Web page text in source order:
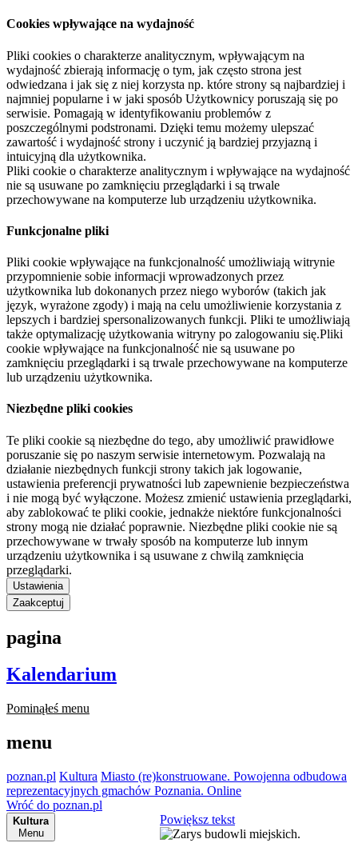
Cookies wpływające na wydajność
Pliki cookies o charakterze analitycznym, wpływającym na
wydajność zbierają informację o tym, jak często strona jest
odwiedzana i jak się z niej korzysta np. które strony są najbardziej i
najmniej popularne i w jaki sposób Użytkownicy poruszają się po
serwisie. Pomagają w identyfikowaniu problemów z
poszczególnymi podstronami. Dzięki temu możemy ulepszać
zawartość i wydajność strony i uczynić ją bardziej przyjazną i
intuicyjną dla użytkownika.
Pliki cookie o charakterze analitycznym i wpływające na wydajność
nie są usuwane po zamknięciu przeglądarki i są trwale
przechowywane na komputerze lub urządzeniu użytkownika.
Funkcjonalne pliki
Pliki cookie wpływające na funkcjonalność umożliwiają witrynie
przypomnienie sobie informacji wprowadzonych przez
użytkownika lub dokonanych przez niego wyborów (takich jak
język, wyrażone zgody) i mają na celu umożliwienie korzystania z
lepszych i bardziej spersonalizowanych funkcji. Pliki te umożliwiają
także optymalizację użytkowania witryny po zalogowaniu się.Pliki
cookie wpływające na funkcjonalność nie są usuwane po
zamknięciu przeglądarki i są trwale przechowywane na komputerze
lub urządzeniu użytkownika.
Niezbędne pliki cookies
Te pliki cookie są niezbędne do tego, aby umożliwić prawidłowe
poruszanie się po naszym serwisie internetowym. Pozwalają na
działanie niezbędnych funkcji strony takich jak logowanie,
ustawienia preferencji prywatności lub zapewnienie bezpieczeństwa
i nie mogą być wyłączone. Możesz zmienić ustawienia przeglądarki,
aby zablokować te pliki cookie, jednakże niektóre funkcjonalności
strony mogą nie działać poprawnie. Niezbędne pliki cookie nie są
przechowywane w trwały sposób na komputerze lub innym
urządzeniu użytkownika i są usuwane z chwilą zamknięcia
przeglądarki.
Ustawienia
Zaakceptuj
pagina
Kalendarium
Pominąłeś menu
menu
poznan.pl Kultura Miasto (re)konstruowane. Powojenna odbudowa
reprezentacyjnych gmachów Poznania. Online
Wróć do poznan.pl
Kultura
Menu
Powiększ tekst